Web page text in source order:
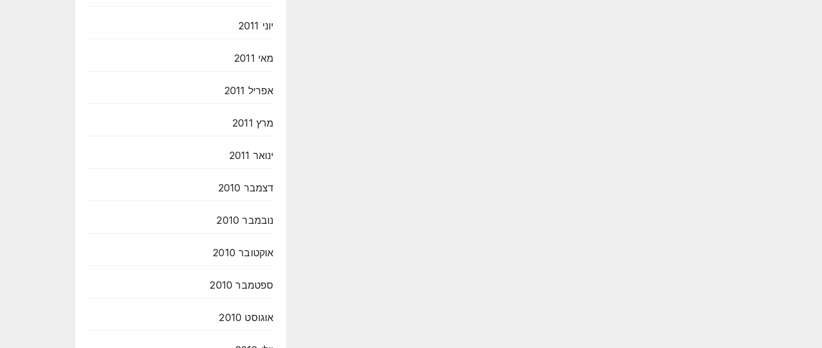
יוני 2011
מאי 2011
אפריל 2011
מרץ 2011
ינואר 2011
דצמבר 2010
נובמבר 2010
אוקטובר 2010
ספטמבר 2010
אוגוסט 2010